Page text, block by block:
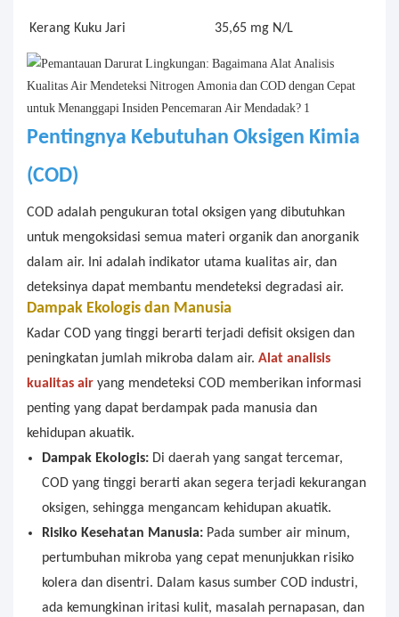
Kerang Kuku Jari 35,65 mg N/L
Pentingnya Kebutuhan Oksigen Kimia
(COD)
COD adalah pengukuran total oksigen yang dibutuhkan
untuk mengoksidasi semua materi organik dan anorganik
dalam air. Ini adalah indikator utama kualitas air, dan
deteksinya dapat membantu mendeteksi degradasi air.
Dampak Ekologis dan Manusia
Kadar COD yang tinggi berarti terjadi defisit oksigen dan
peningkatan jumlah mikroba dalam air. Alat analisis
kualitas air yang mendeteksi COD memberikan informasi
penting yang dapat berdampak pada manusia dan
kehidupan akuatik.
Dampak Ekologis: Di daerah yang sangat tercemar,
COD yang tinggi berarti akan segera terjadi kekurangan
oksigen, sehingga mengancam kehidupan akuatik.
Risiko Kesehatan Manusia: Pada sumber air minum,
pertumbuhan mikroba yang cepat menunjukkan risiko
kolera dan disentri. Dalam kasus sumber COD industri,
ada kemungkinan iritasi kulit, masalah pernapasan, dan